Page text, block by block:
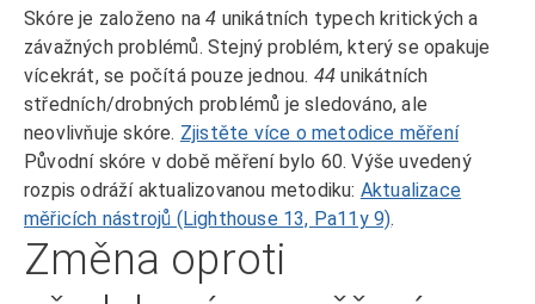
Skóre je založeno na4 unikátních typech kritických a
závažných problémů. Stejný problém, který se opakuje
vícekrát, se počítá pouze jednou. 44 unikátních
středních/drobných problémů je sledováno, ale
neovlivňuje skóre. Zjistěte více o metodice měření
Původní skóre v době měření bylo 60. Výše uvedený
rozpis odráží aktualizovanou metodiku: Aktualizace
měřicích nástrojů (Lighthouse 13, Pa11y 9).
Změna oproti